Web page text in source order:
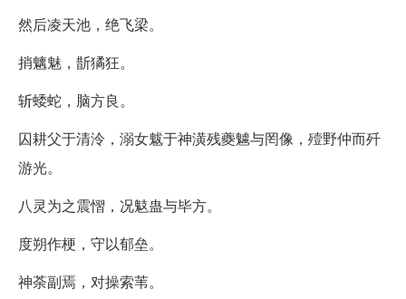
然后凌天池，绝飞梁。
捎魑魅，斮獝狂。
斩蜲蛇，脑方良。
囚耕父于清泠，溺女魃于神潢残夔魖与罔像，殪野仲而歼
游光。
八灵为之震慴，况鬾蛊与毕方。
度朔作梗，守以郁垒。
神荼副焉，对操索苇。